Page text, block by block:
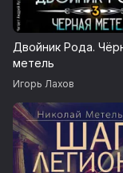
Двойник Рода.
метель
Игорь Лахов